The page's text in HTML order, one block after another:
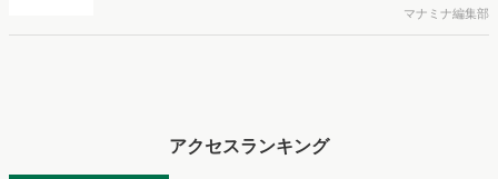
と、AIで知った商品をどこで確かめているかを調査し、結果を公開し
ました。
マナミナ編集部
アクセスランキング